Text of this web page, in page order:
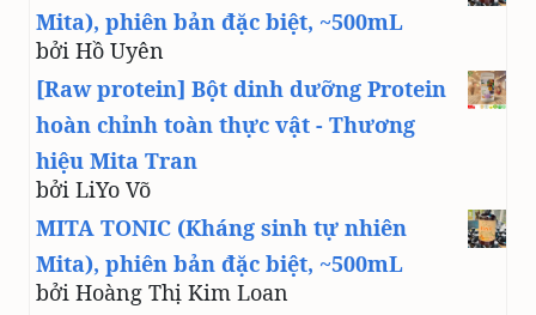
Mita), phiên bản đặc biệt, ~500mL
bởi Hồ Uyên
[Raw protein] Bột dinh dưỡng Protein
hoàn chỉnh toàn thực vật - Thương
hiệu Mita Tran
bởi LiYo Võ
MITA TONIC (Kháng sinh tự nhiên
Mita), phiên bản đặc biệt, ~500mL
bởi Hoàng Thị Kim Loan